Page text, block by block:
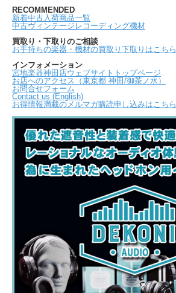
RECOMMENDED
新着中古入荷商品一覧
中古ヴィンテージレコーディング機材
買取り・下取りのご相談
お手持ちの楽器・機材の買取り下取りはこちら
インフォメーション
宮地楽器神田店ウェブサイトトップページ
お店へのアクセス（東京都 神田/御茶ノ水）
お問合せフォーム
Contact us (English)
お得情報満載のメルマガ購読申し込みはこちら